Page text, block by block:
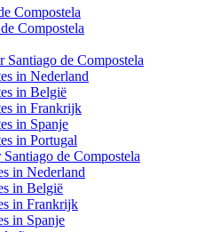
Compostela
Compostela
Santiago de Compostela
in Nederland
in België
in Frankrijk
in Spanje
in Portugal
Santiago de Compostela
in Nederland
in België
in Frankrijk
in Spanje